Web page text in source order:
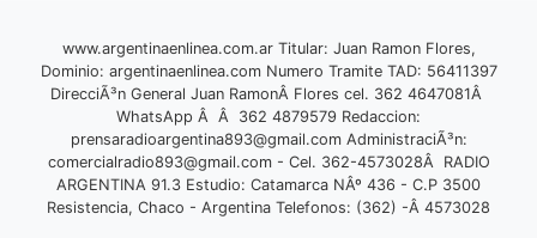
www.argentinaenlinea.com.ar Titular: Juan Ramon Flores,
Dominio: argentinaenlinea.com Numero Tramite TAD: 56411397
DirecciÃ³n General Juan RamonÂ Flores cel. 362 4647081Â
WhatsApp Â Â 362 4879579 Redaccion:
prensaradioargentina893@gmail.comAdministraciÃ³n:
comercialradio893@gmail.com- Cel. 362-4573028Â RADIO
ARGENTINA 91.3 Estudio: Catamarca NÂº 436 - C.P 3500
Resistencia, Chaco - Argentina Telefonos: (362) -Â 4573028